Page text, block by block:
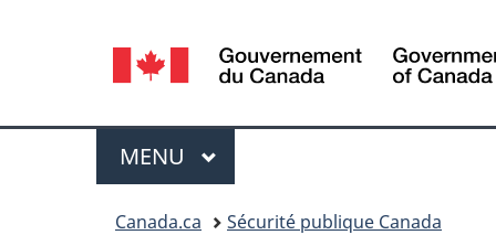
Sélection
de
la
langue
Menu
MENU PRINCIPAL
Canada.ca Sécurité publique Canada